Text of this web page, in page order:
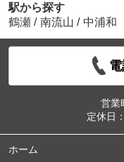
駅から探す
鶴瀬 / 南流山 / 中浦和
営業
定休日：
ホーム